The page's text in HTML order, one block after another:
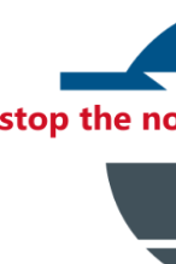
content